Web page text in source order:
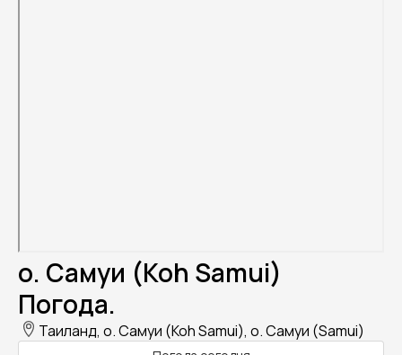
о. Самуи (Koh Samui)
Погода.
Таиланд, о. Самуи (Koh Samui), о. Самуи (Samui)